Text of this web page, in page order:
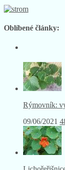
Oblíbené články:
Rýmovník:
09/06/2021